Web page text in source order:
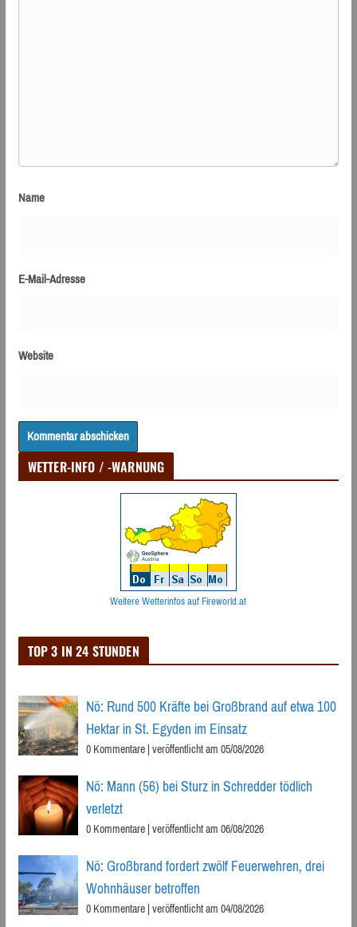
Name
E-Mail-Adresse
Website
WETTER-INFO / -WARNUNG
Weitere Wetterinfos auf Fireworld.at
TOP 3 IN 24 STUNDEN
Nö: Rund 500 Kräfte bei Großbrand auf etwa 100
Hektar in St. Egyden im Einsatz
0 Kommentare|veröffentlicht am 05/08/2026
Nö: Mann (56) bei Sturz in Schredder tödlich
verletzt
0 Kommentare|veröffentlicht am 06/08/2026
Nö: Großbrand fordert zwölf Feuerwehren, drei
Wohnhäuser betroffen
0 Kommentare|veröffentlicht am 04/08/2026